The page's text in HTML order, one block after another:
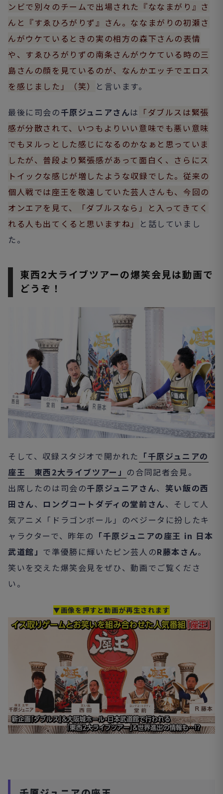
ンビで別々のチームで出場された『ななまがり』さ
んと『すゑひろがりず』さん。ななまがりの初瀬さ
んがウケているときの実の相方の森下さんの表情
や、すゑひろがりずの南条さんがウケている時の三
島さんの顔を見ているのが、なんかエッチでエロス
を感じました」（笑）
と言います。
最後に司会の千原ジュニアさんは 「ダブルスは緊張
感が分散されて、いつもよりいい意味でも悪い意味
でもヌルっとした感じになるのかなぁと思っていま
したが、普段より緊張感があって面白く、さらにス
トイックな感じが増したような収録でした。従来の
個人戦では座王を敬遠していた芸人さんも、今回の
オンエアを見て、「ダブルスなら」と入ってきてく
れる人も出てくると思いますね」
と話していまし
た。
東西2大ライブツアーの爆笑会見は動画で
どうぞ！
そして、収録スタジオで開かれた 「千原ジュニアの
座王 東西2大ライブツアー」 の合同記者会見。
出席したのは司会の千原ジュニアさん、 笑い飯の西
田さん、 ロングコートダディの堂前さん、そして人
気アニメ「ドラゴンボール」のベジータに扮したキ
ャラクターで、昨年の 「千原ジュニアの座王 in 日本
武道館」 で準優勝に輝いたピン芸人のR藤本さん。
笑いを交えた爆笑会見をぜひ、動画でご覧くださ
い。
▼画像を押すと動画が再生されます